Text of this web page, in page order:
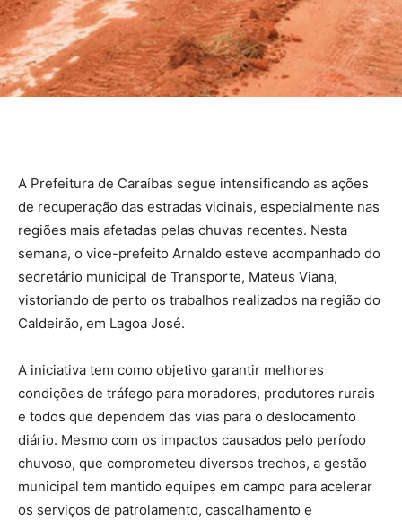
A Prefeitura de Caraíbas segue intensificando as ações
de recuperação das estradas vicinais, especialmente nas
regiões mais afetadas pelas chuvas recentes. Nesta
semana, o vice-prefeito Arnaldo esteve acompanhado do
secretário municipal de Transporte, Mateus Viana,
vistoriando de perto os trabalhos realizados na região do
Caldeirão, em Lagoa José.
A iniciativa tem como objetivo garantir melhores
condições de tráfego para moradores, produtores rurais
e todos que dependem das vias para o deslocamento
diário. Mesmo com os impactos causados pelo período
chuvoso, que comprometeu diversos trechos, a gestão
municipal tem mantido equipes em campo para acelerar
os serviços de patrolamento, cascalhamento e